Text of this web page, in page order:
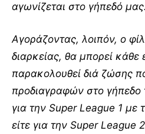
αγωνίζεται στο γήπεδό μας.
Αγοράζοντας, λοιπόν, ο
διαρκείας, θα μπορεί
παρακολουθεί διά ζώσης
προδιαγραφών στο γήπεδο
για την Super League 1 με
είτε για την Super League